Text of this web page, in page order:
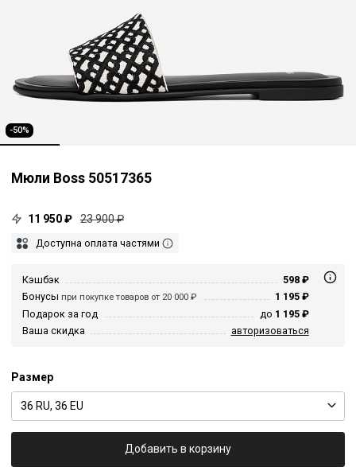
-50%
Мюли Boss 50517365
11 950 ₽ 23 900 ₽
Доступна оплата частями
Кэшбэк
598 ₽
Бонусы при покупке товаров от 20 000 ₽
1 195 ₽
Подарок за год
до 1 195 ₽
Ваша скидка
авторизоваться
Размер
36 RU, 36 EU
Добавить в корзину